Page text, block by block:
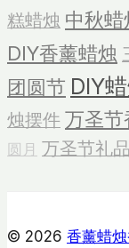
糕蜡烛 中秋蜡
DIY香薰蜡烛
团圆节 DIY
烛摆件 万圣节
圆月 万圣节礼品
© 2026 香薰蜡